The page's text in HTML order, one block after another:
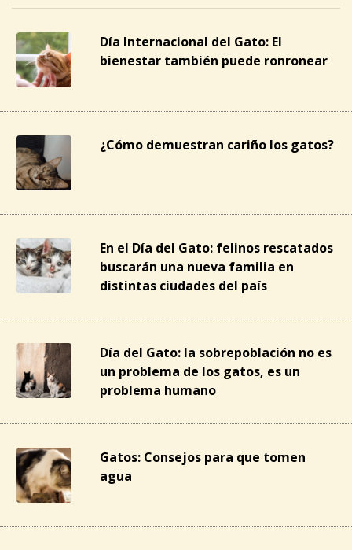
Día Internacional del Gato: El
bienestar también puede ronronear
¿Cómo demuestran cariño los gatos?
En el Día del Gato: felinos rescatados
buscarán una nueva familia en
distintas ciudades del país
Día del Gato: la sobrepoblación no es
un problema de los gatos, es un
problema humano
Gatos: Consejos para que tomen
agua